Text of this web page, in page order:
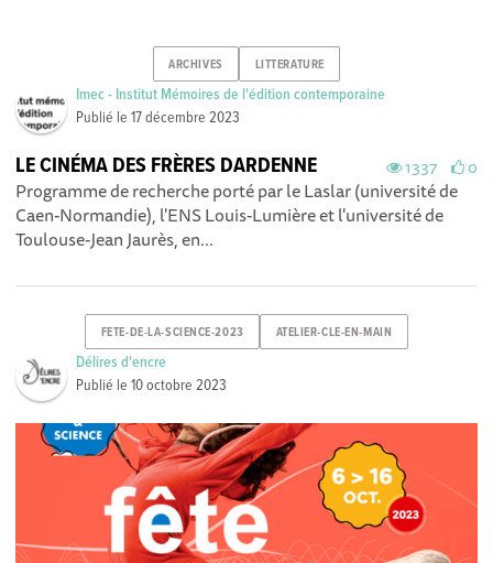
ARCHIVES LITTERATURE
Imec - Institut Mémoires de l'édition contemporaine
Publié le17 décembre 2023
1337 0
LE CINÉMA DES FRÈRES DARDENNE
Programme de recherche porté par le Laslar (université de
Caen-Normandie), l'ENS Louis-Lumière et l'université de
Toulouse-Jean Jaurès, en...
FETE-DE-LA-SCIENCE-2023 ATELIER-CLE-EN-MAIN
Délires d'encre
Publié le10 octobre 2023